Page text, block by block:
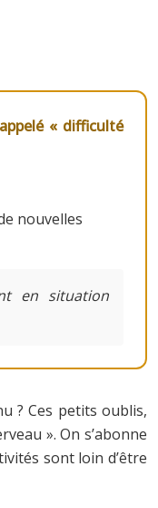
« difficulté
nouvelles
en situation
? Ces petits oublis,
». On s’abonne
sont loin d’être